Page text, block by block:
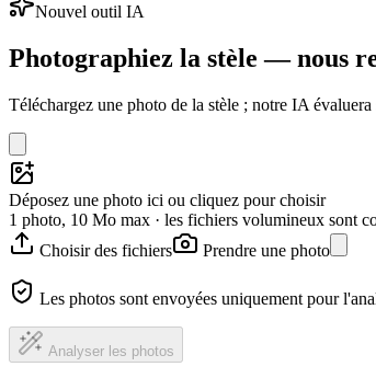
Nouvel outil IA
Photographiez la stèle — nous
Téléchargez une photo de la stèle ; notre IA
Déposez une photo ici ou cliquez pour choisir
1 photo, 10 Mo max · les fichiers volumineux sont
Choisir des fichiers
Prendre une photo
Les photos sont envoyées uniquement pour
Analyser les photos